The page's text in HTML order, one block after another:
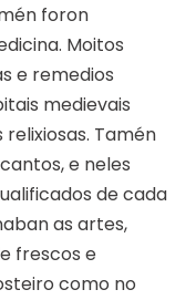
foron
Moitos
e remedios
medievais
Tamén
e neles
de cada
as artes,
frescos e
como no